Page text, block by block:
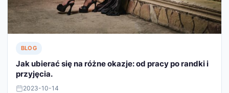
BLOG
Jak ubierać się na różne okazje: od pracy po randki i
przyjęcia.
2023-10-14